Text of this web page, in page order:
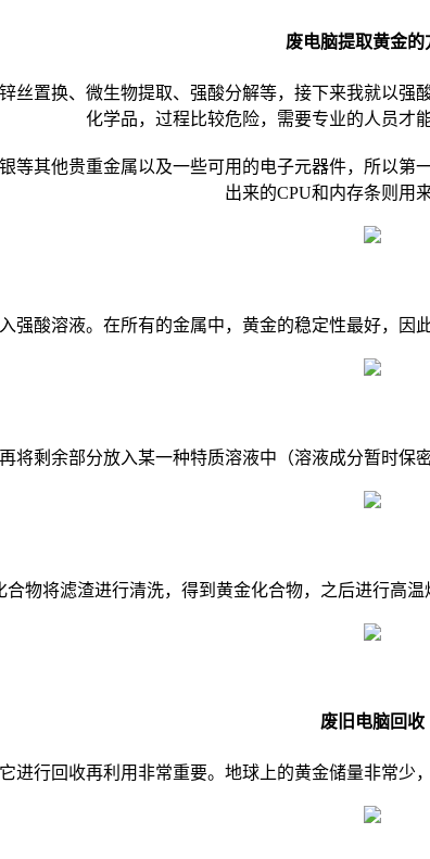
废电脑提取黄金的
丝置换、微生物提取、强酸分解等，接下来我就以
化学品，过程比较危险，需要专业的人员才
等其他贵重金属以及一些可用的电子元器件，所以
出来的CPU和内存条则用
强酸溶液。在所有的金属中，黄金的稳定性最好，因
将剩余部分放入某一种特质溶液中（溶液成分暂时保
物将滤渣进行清洗，得到黄金化合物，之后进行高
废旧电脑回收
进行回收再利用非常重要。地球上的黄金储量非常少